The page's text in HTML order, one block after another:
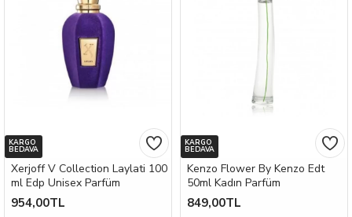
KARGO
BEDAVA
Xerjoff V Collection Laylati 100
ml Edp Unisex Parfüm
954,00TL
KARGO
BEDAVA
Kenzo Flower By Kenzo Edt
50ml Kadın Parfüm
849,00TL